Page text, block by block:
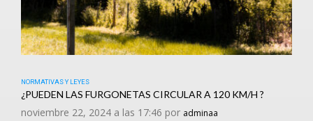
NORMATIVAS Y LEYES
¿PUEDEN LAS FURGONETAS CIRCULAR A 120 KM/H ?
noviembre 22, 2024 a las 17:46 por adminaa